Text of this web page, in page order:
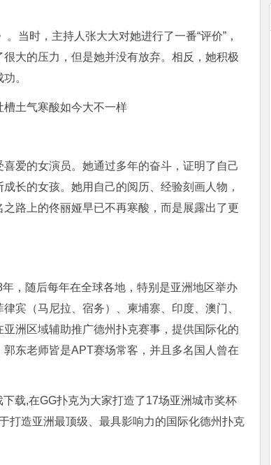
当时，主持人张大大对她进行了一番“评价”，
大的压力，但是她并没有放弃。相反，她积极
。
爱的女演员。她通过多年的奋斗，证明了自己
长的女孩。她用自己的阅历、经验刻画人物，
路上的佟丽娅早已不再寒酸，而是展露出了更
，随后每年在全球各地，特别是亚洲地区举办
宾（马尼拉、宿务）、柬埔寨、印度、澳门、
洲区域辅助推广德州扑克赛事，提供国际化的
东老师皆是APT赛场常客，并且多名国人曾在
载,在GG扑克为大家打造了17场亚洲城市奖杯
打造亚洲最顶级、最具影响力的国际化德州扑克